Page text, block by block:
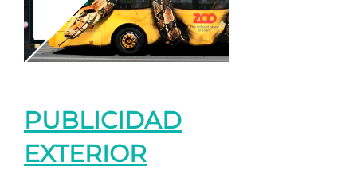
PUBLICIDAD
EXTERIOR